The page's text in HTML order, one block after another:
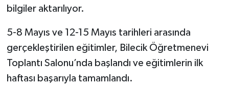
bilgiler aktarılıyor.
5-8 Mayıs ve 12-15 Mayıs tarihleri arasında
gerçekleştirilen eğitimler, Bilecik Öğretmenevi
Toplantı Salonu’nda başlandı ve eğitimlerin ilk
haftası başarıyla tamamlandı.